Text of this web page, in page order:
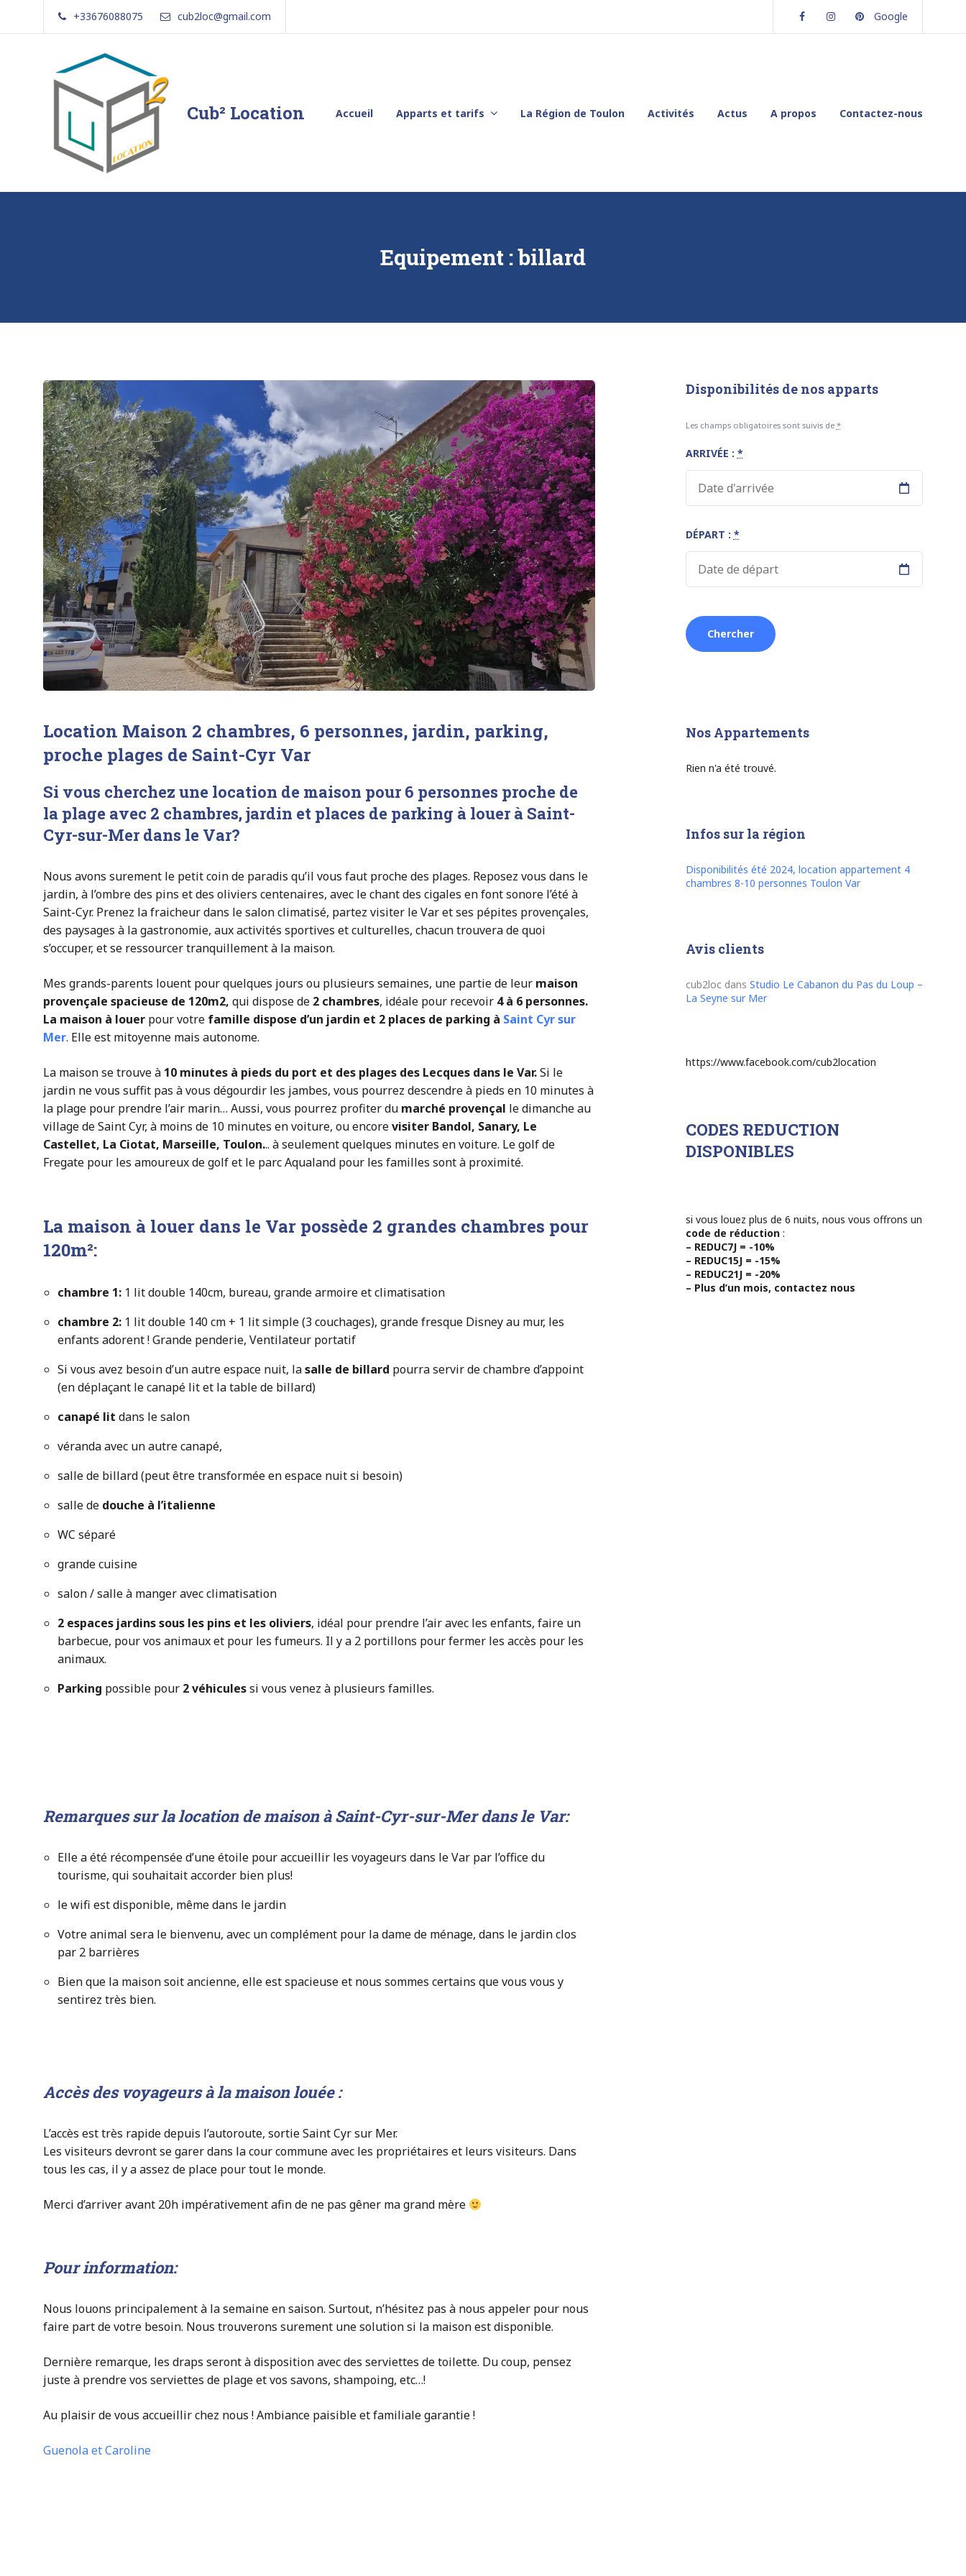
content
+33676088075 cub2loc@gmail.com FacebookInstagramPinterest
Google
Cub² Location
vous!
Accueil Apparts et tarifs La Région de Toulon Activités Actus A propos Contactez-nous
Equipement :billard
Location Maison 2 chambres, 6 personnes, jardin, parking,
proche plages de Saint-Cyr Var
Si vous cherchez une location de maison pour 6 personnes proche de
la plage avec 2 chambres,jardin et places de parking à louer à Saint-
Cyr-sur-Mer dans le Var?
Nous avons surement le petit coin de paradis qu’il vous faut proche des plages. Reposez vous dans le
jardin, à l’ombre des pins et des oliviers centenaires, avec le chant des cigales en font sonore l’été à
Saint-Cyr. Prenez la fraicheur dans le salon climatisé, partez visiter le Var et ses pépites provençales,
des paysages à la gastronomie, aux activités sportives et culturelles, chacun trouvera de quoi
s’occuper, et se ressourcer tranquillement à la maison.
Mes grands-parents louent pour quelques jours ou plusieurs semaines, une partie de leur maison
provençale spacieuse de 120m2, qui dispose de 2 chambres, idéale pour recevoir 4 à 6 personnes.
La maison à louer pour votre famille dispose d’un jardin et 2 places de parking à Saint Cyr sur
Mer. Elle est mitoyenne mais autonome.
La maison se trouve à 10 minutes à pieds du port et des plages des Lecques dans le Var.Si le
jardin ne vous suffit pas à vous dégourdir les jambes, vous pourrez descendre à pieds en 10 minutes à
la plage pour prendre l’air marin… Aussi, vous pourrez profiter du marché provençal le dimanche au
village de Saint Cyr, à moins de 10 minutes en voiture, ou encorevisiter Bandol, Sanary, Le
Castellet, La Ciotat, Marseille, Toulon... à seulement quelques minutes en voiture. Le golf de
Fregate pour les amoureux de golf et le parc Aqualand pour les familles sont à proximité.
La maison à louer dans le Var possède 2 grandes chambres pour
120m²:
chambre 1: 1 lit double 140cm, bureau, grande armoire et climatisation
chambre 2: 1 lit double 140 cm + 1 lit simple (3 couchages), grande fresque Disney au mur, les
enfants adorent ! Grande penderie, Ventilateur portatif
Si vous avez besoin d’un autre espace nuit, lasalle de billard pourra servir de chambre d’appoint
(en déplaçant le canapé lit et la table de billard)
canapé lit dans le salon
véranda avec un autre canapé,
salle de billard (peut être transformée en espace nuit si besoin)
salle de douche à l’italienne
WC séparé
grande cuisine
salon / salle à manger avec climatisation
2 espaces jardins sous les pins et les oliviers, idéal pour prendre l’air avec les enfants, faire un
barbecue, pour vos animaux et pour les fumeurs. Il y a 2 portillons pour fermer les accès pour les
animaux.
Parking possible pour 2 véhiculessi vous venez à plusieurs familles.
Remarques sur la location de maison à Saint-Cyr-sur-Mer dans le Var:
Elle a été récompensée d’une étoile pour accueillir les voyageurs dans le Var par l’office du
tourisme, qui souhaitait accorder bien plus!
le wifi est disponible, même dans le jardin
Votre animal sera le bienvenu, avec un complément pour la dame de ménage, dans le jardin clos
par 2 barrières
Bien que la maison soit ancienne, elle est spacieuse et nous sommes certains que vous vous y
sentirez très bien.
Accès des voyageurs à la maison louée :
L’accès est très rapide depuis l’autoroute, sortie Saint Cyr sur Mer.
Les visiteurs devront se garer dans la cour commune avec les propriétaires et leurs visiteurs. Dans
tous les cas, il y a assez de place pour tout le monde.
Merci d’arriver avant 20h impérativement afin de ne pas gêner ma grand mère
Pour information:
Nous louons principalement à la semaine en saison. Surtout, n’hésitez pas à nous appeler pour nous
faire part de votre besoin. Nous trouverons surement une solution si la maison est disponible.
Dernière remarque, les draps seront à disposition avec des serviettes de toilette. Du coup, pensez
juste à prendre vos serviettes de plage et vos savons, shampoing, etc…!
Au plaisir de vous accueillir chez nous ! Ambiance paisible et familiale garantie !
Guenola et Caroline
Disponibilités de nos apparts
Les champs obligatoires sont suivis de *
ARRIVÉE : *
DÉPART : *
Nos Appartements
Rien n'a été trouvé.
Infos sur la région
Disponibilités été 2024, location appartement 4
chambres 8-10 personnes Toulon Var
Avis clients
cub2locdans Studio Le Cabanon du Pas du Loup –
La Seyne sur Mer
https://www.facebook.com/cub2location
CODES REDUCTION
DISPONIBLES
si vous louez plus de 6 nuits, nous vous offrons un
code de réduction:
– REDUC7J = -10%
– REDUC15J = -15%
– REDUC21J = -20%
– Plus d’un mois, contactez nous